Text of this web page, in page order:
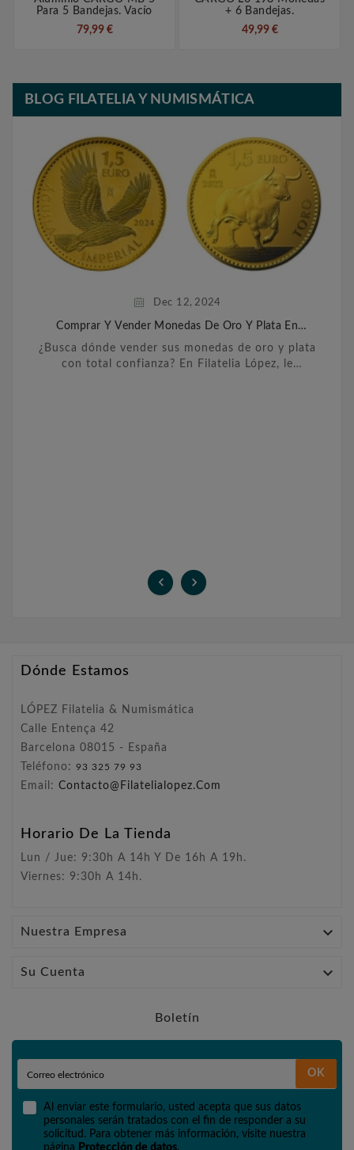
Para 5 Bandejas. Vacío
79,99 €
+ 6 Bandejas.
49,99 €
BLOG FILATELIA Y NUMISMÁTICA
Dec 12, 2024
Comprar Y Vender Monedas De Oro Y Plata En
¿Busca dónde vender sus monedas de oro y plata
con total confianza? En Filatelia López, le
 
Dónde Estamos
LÓPEZ Filatelia & Numismática
Calle Entença 42
Barcelona 08015 - España
Teléfono: 93 325 79 93
Email: Contacto@filatelialopez.com
Horario De La Tienda
Lun / Jue: 9:30h A 14h Y De 16h A 19h.
Viernes: 9:30h A 14h.
Nuestra Empresa 
Su Cuenta 
Boletín
OK
Al enviar este formulario, usted acepta que sus datos
personales serán tratados con el fin de responder a su
solicitud. Para obtener más información, visite nuestra
página Protección de datos.